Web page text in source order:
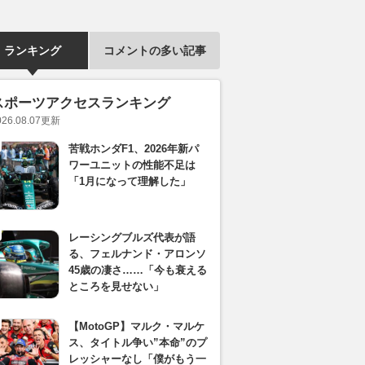
ランキング コメントの多い記事
ポーツアクセスランキング
更新
苦戦ホンダF1、2026年新パ
ワーユニットの性能不足は
「1月になって理解した」
レーシングブルズ代表が語
る、フェルナンド・アロンソ
45歳の凄さ……「今も衰える
ところを見せない」
【MotoGP】マルク・マルケ
ス、タイトル争い”本命”のプ
レッシャーなし「僕がもう一